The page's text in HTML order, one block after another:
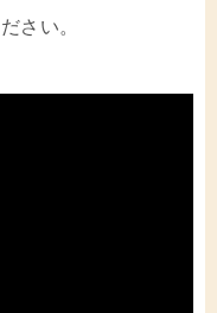
さい。